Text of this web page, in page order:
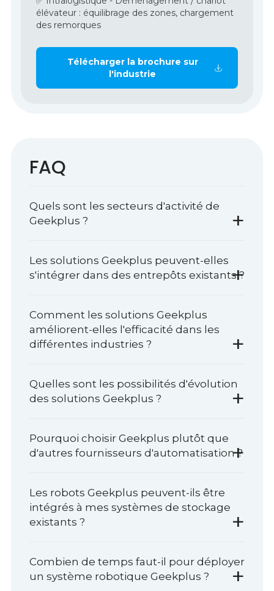
élévateur : équilibrage des zones, chargement
des remorques
Télécharger la brochure sur
l'industrie
FAQ
Quels sont les secteurs d'activité de
Geekplus ?
+
Les solutions Geekplus peuvent-elles
s'intégrer dans des entrepôts existants ?
+
Comment les solutions Geekplus
améliorent-elles l'efficacité dans les
différentes industries ?
+
Quelles sont les possibilités d'évolution
des solutions Geekplus ?
+
Pourquoi choisir Geekplus plutôt que
d'autres fournisseurs d'automatisation ?
+
Les robots Geekplus peuvent-ils être
intégrés à mes systèmes de stockage
existants ?
+
Combien de temps faut-il pour déployer
un système robotique Geekplus ?
+